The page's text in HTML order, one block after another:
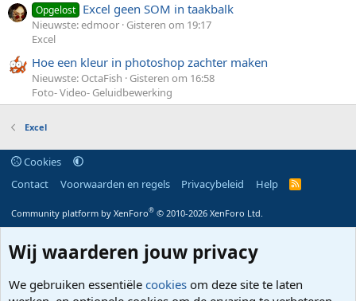
Opgelost Excel geen SOM in taakbalk
Nieuwste: edmoor Gisteren om 19:17
Excel
Hoe een kleur in photoshop zachter maken
Nieuwste: OctaFish
Gisteren om 16:58
Foto- Video- Geluidbewerking
Excel
Cookies
Contact
Voorwaarden en regels Privacybeleid Help
R
S
Community platform by XenForo® © 2010-2026 XenForo Ltd.
Wij waarderen jouw privacy
We gebruiken essentiële cookies om deze site te laten